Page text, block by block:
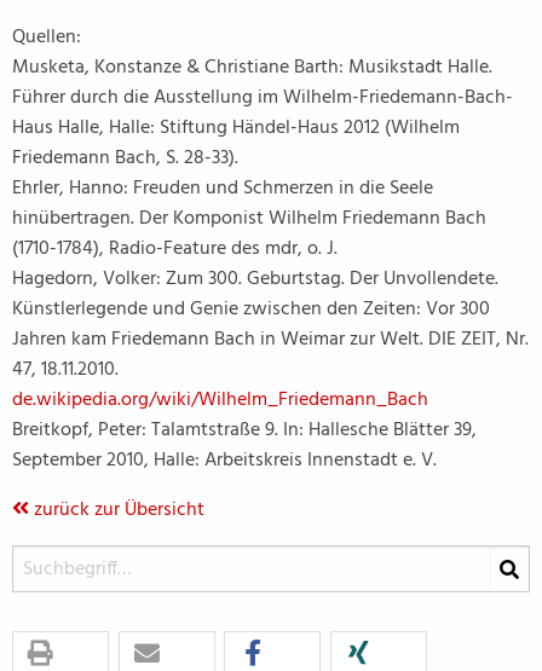
Quellen:
Musketa, Konstanze & Christiane Barth: Musikstadt Halle.
Führer durch die Ausstellung im Wilhelm-Friedemann-Bach-
Haus Halle, Halle: Stiftung Händel-Haus 2012 (Wilhelm
Friedemann Bach, S. 28-33).
Ehrler, Hanno: Freuden und Schmerzen in die Seele
hinübertragen. Der Komponist Wilhelm Friedemann Bach
(1710-1784), Radio-Feature des mdr, o. J.
Hagedorn, Volker: Zum 300. Geburtstag. Der Unvollendete.
Künstlerlegende und Genie zwischen den Zeiten: Vor 300
Jahren kam Friedemann Bach in Weimar zur Welt. DIE ZEIT, Nr.
47, 18.11.2010.
de.wikipedia.org/wiki/Wilhelm_Friedemann_Bach
Breitkopf, Peter: Talamtstraße 9. In: Hallesche Blätter 39,
September 2010, Halle: Arbeitskreis Innenstadt e. V.
zurück zur Übersicht